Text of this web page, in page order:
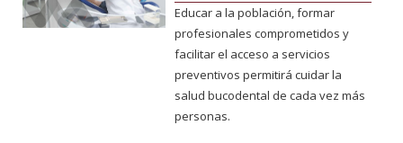
Educar a la población, formar
profesionales comprometidos y
facilitar el acceso a servicios
preventivos permitirá cuidar la
salud bucodental de cada vez más
personas.